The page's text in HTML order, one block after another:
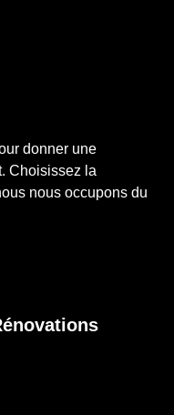
donner une
Choisissez la
nous occupons du